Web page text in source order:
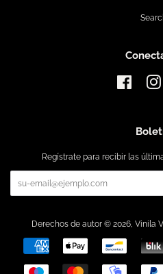
Regístrate para recibir las
Derechos de autor © 2026, Vinila